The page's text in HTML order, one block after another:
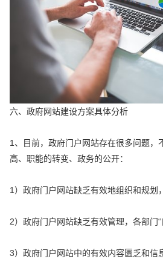
六、政府网站建设方案具体分析
1、目前，政府门户网站存在很多问题，
高、职能的转变、政务的公开：
1）政府门户网站缺乏有效地组织和规划
2）政府门户网站缺乏有效管理，各部门“
3）政府门户网站中的有效内容匮乏和信